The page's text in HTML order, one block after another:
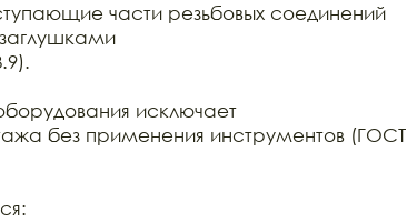
части резьбовых соединений
исключает
без применения инструментов (ГОСТ